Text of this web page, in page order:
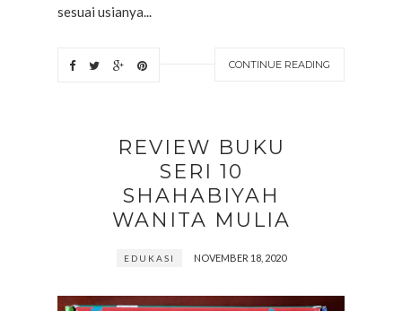
sesuai usianya...
CONTINUE READING
REVIEW BUKU
SERI 10
SHAHABIYAH
WANITA MULIA
EDUKASI NOVEMBER 18, 2020